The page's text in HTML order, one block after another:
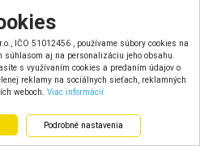
IČO 51012456 , používame súbory cookies na
aj na personalizáciu jeho obsahu.
s využívaním cookies a predaním údajov o
reklamy na sociálnych sieťach, reklamných
weboch. Viac informácií
Podrobné nastavenia
Aloe Vera gél s centellou,